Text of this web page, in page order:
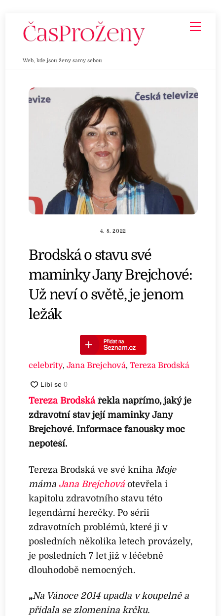
Web, kde jsou ženy samy sebou
4. 8. 2022
Brodská o stavu své
maminky Jany Brejchové:
Už neví o světě, je jenom
ležák
celebrity,Jana Brejchová,Tereza Brodská
Tereza Brodskářekla napřímo, jaký je
zdravotní stav její maminky Jany
Brejchové. Informace fanoušky moc
nepotěší.
Tereza Brodská ve své kniha Moje
máma Jana Brejchováotevřela i
kapitolu zdravotního stavu této
legendární herečky. Po sérii
zdravotních problémů, které ji v
posledních několika letech provázely,
je posledních 7 let již v léčebně
dlouhodobě nemocných.
„Na Vánoce 2014 upadla v koupelně a
přidala se zlomenina krčku.